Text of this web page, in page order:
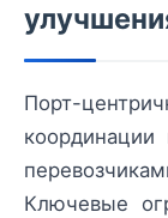
Порт-
Ключевые